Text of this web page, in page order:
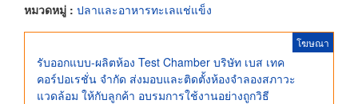
หมวดหมู่ : ปลาและอาหารทะเลแช่แข็ง
โฆษณา
รับออกแบบ-ผลิตห้อง Test Chamber บริษัท เบส เทค
คอร์ปอเรชั่น จำกัด ส่งมอบและติดตั้งห้องจำลองสภาวะ
แวดล้อม ให้กับลูกค้า อบรมการใช้งานอย่างถูกวิธี